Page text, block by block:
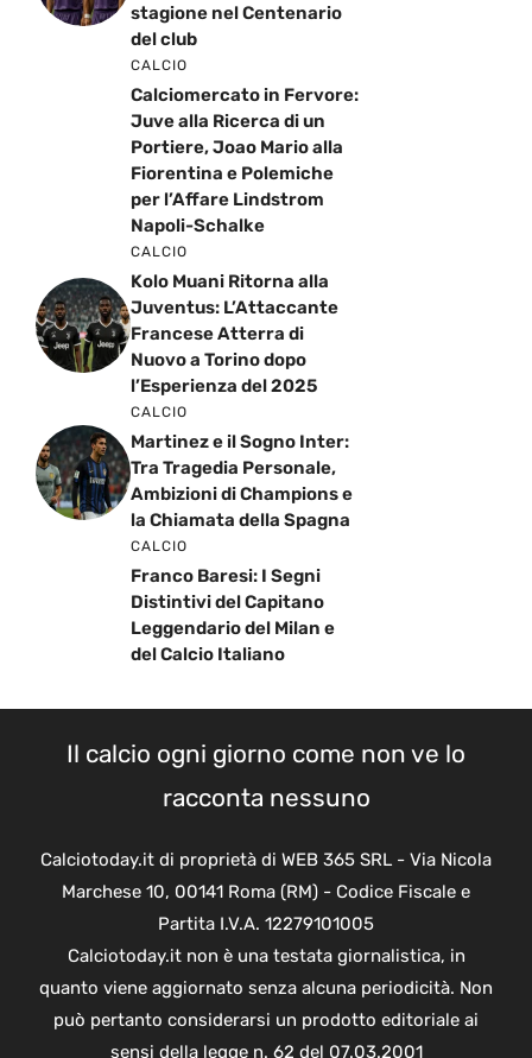
stagione nel Centenario
del club
CALCIO
Calciomercato in Fervore:
Juve alla Ricerca di un
Portiere, Joao Mario alla
Fiorentina e Polemiche
per l’Affare Lindstrom
Napoli-Schalke
CALCIO
Kolo Muani Ritorna alla
Juventus: L’Attaccante
Francese Atterra di
Nuovo a Torino dopo
l’Esperienza del 2025
CALCIO
Martinez e il Sogno Inter:
Tra Tragedia Personale,
Ambizioni di Champions e
la Chiamata della Spagna
CALCIO
Franco Baresi: I Segni
Distintivi del Capitano
Leggendario del Milan e
del Calcio Italiano
Il calcio ogni giorno come non ve lo
racconta nessuno
Calciotoday.it di proprietà di WEB 365 SRL - Via Nicola
Marchese 10, 00141 Roma (RM) - Codice Fiscale e
Partita I.V.A. 12279101005
Calciotoday.it non è una testata giornalistica, in
quanto viene aggiornato senza alcuna periodicità. Non
può pertanto considerarsi un prodotto editoriale ai
sensi della legge n. 62 del 07.03.2001